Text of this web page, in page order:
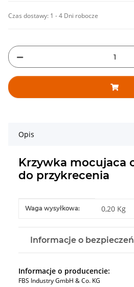
Czas dostawy: 1 - 4 Dni robocze
Opis
Krzywka mocujaca
do przykrecenia
#productDetails.itemValue#
Waga wysyłkowa: 0,20 Kg
Informacje o
Informacje o producencie:
FBS Industry GmbH & Co. KG